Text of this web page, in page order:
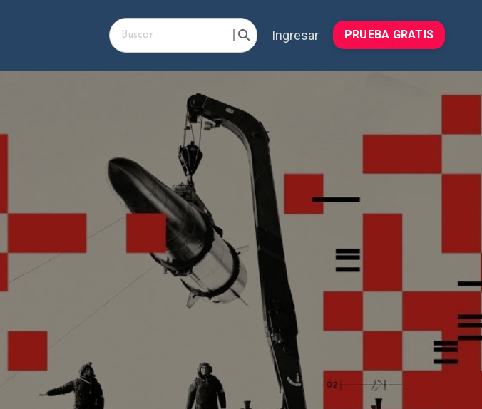
Ingresar PRUEBA GRATIS